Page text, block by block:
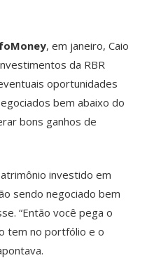
, em janeiro, Caio
da RBR
oportunidades
bem abaixo do
bons ganhos de
investido em
sendo negociado bem
“Então você pega o
tem no portfólio e o